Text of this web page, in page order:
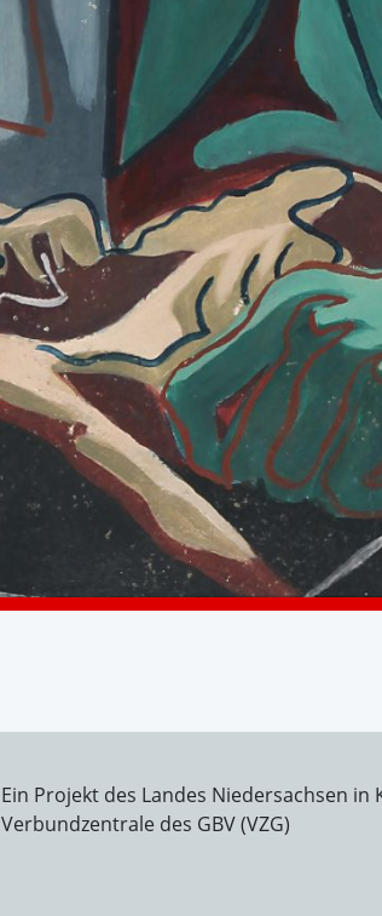
Ein Projekt des Landes Niedersachsen
Verbundzentrale des GBV (VZG)